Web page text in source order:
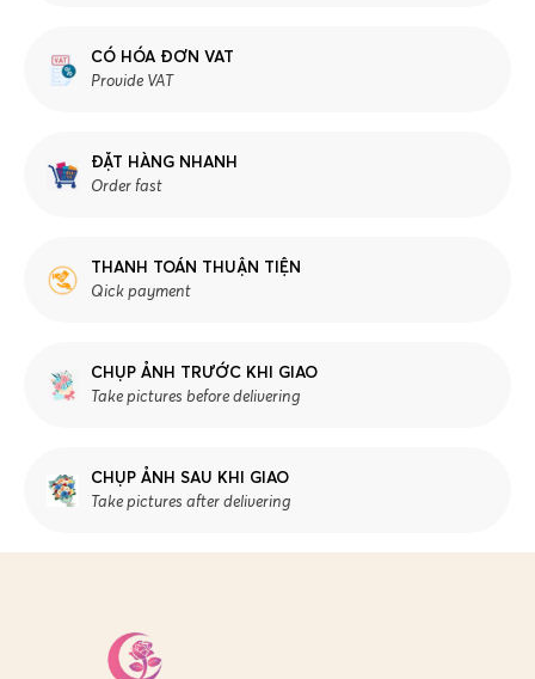
CÓ HÓA ĐƠN VAT
Provide VAT
ĐẶT HÀNG NHANH
Order fast
THANH TOÁN THUẬN TIỆN
Qick payment
CHỤP ẢNH TRƯỚC KHI GIAO
Take pictures before delivering
CHỤP ẢNH SAU KHI GIAO
Take pictures after delivering